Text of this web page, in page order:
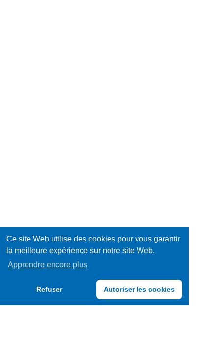
Ce site Web utilise des cookies pour vous garantir
la meilleure expérience sur notre site Web.
Apprendre encore plus
Refuser Autoriser les cookies